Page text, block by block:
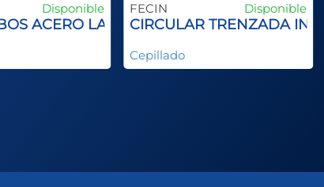
Disponible
ACERO LATONADO
FECIN Disponible
CIRCULAR TRENZADA INOX
Cepillado